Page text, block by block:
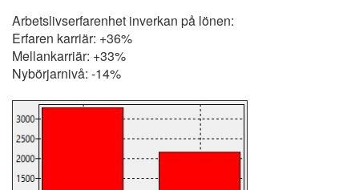
Arbetslivserfarenhet inverkan på lönen:
Erfaren karriär: +36%
Mellankarriär: +33%
Nybörjarnivå: -14%